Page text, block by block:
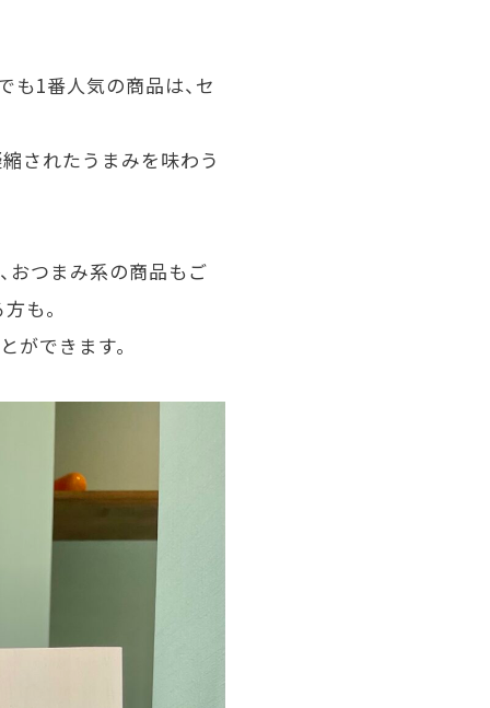
も1番人気の商品は、セ
されたうまみを味わう
おつまみ系の商品もご
も。
ができます。